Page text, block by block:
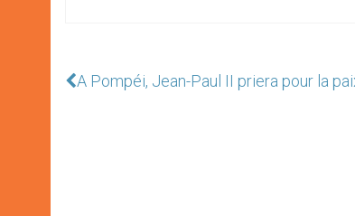
A Pompéi, Jean-Paul II priera pour la